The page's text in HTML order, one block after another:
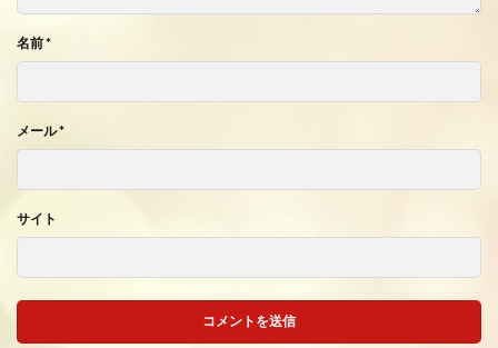
名前*
メール*
サイト